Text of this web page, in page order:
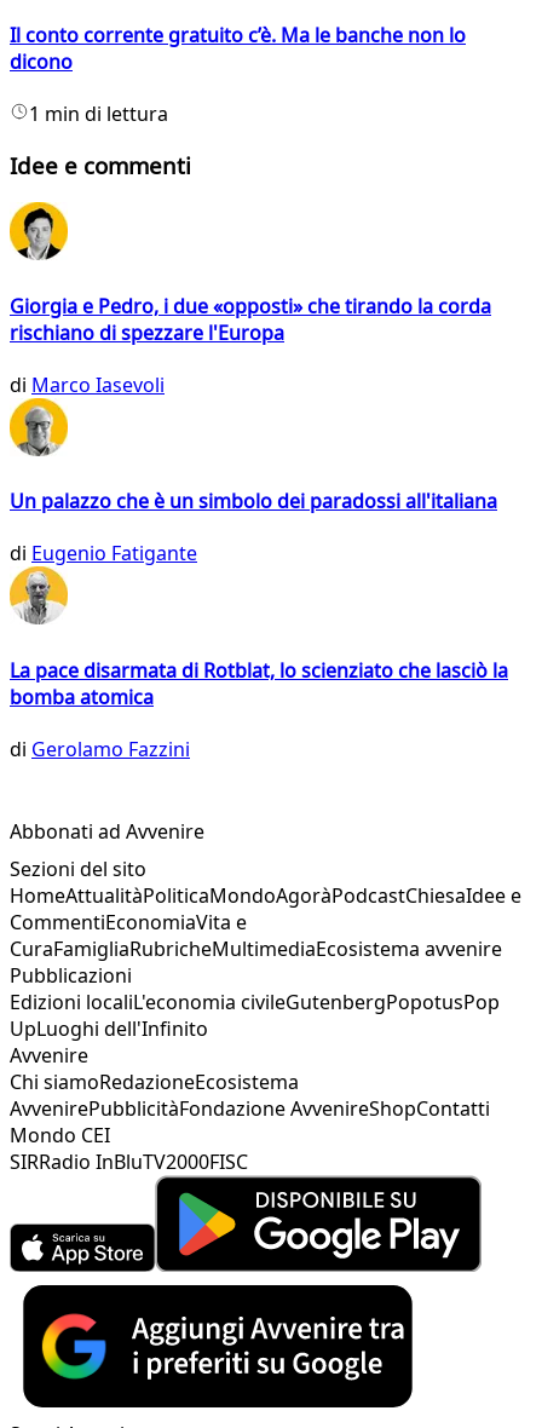
Il conto corrente gratuito c’è. Ma le banche non lo
dicono
1 min di lettura
Idee e commenti
Giorgia e Pedro, i due «opposti» che tirando la corda
rischiano di spezzare l'Europa
di Marco Iasevoli
Un palazzo che è un simbolo dei paradossi all'italiana
di Eugenio Fatigante
La pace disarmata di Rotblat, lo scienziato che lasciò la
bomba atomica
di Gerolamo Fazzini
Abbonati ad Avvenire
Sezioni del sito
HomeAttualitàPoliticaMondoAgoràPodcastChiesaIdee e
CommentiEconomiaVita e
CuraFamigliaRubricheMultimediaEcosistema avvenire
Pubblicazioni
Edizioni localiL'economia civileGutenbergPopotusPop
UpLuoghi dell'Infinito
Avvenire
Chi siamoRedazioneEcosistema
AvvenirePubblicitàFondazione AvvenireShopContatti
Mondo CEI
SIRRadio InBluTV2000FISC